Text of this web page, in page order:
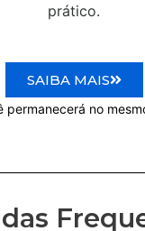
prático.
SAIBA MAIS
permanecerá no